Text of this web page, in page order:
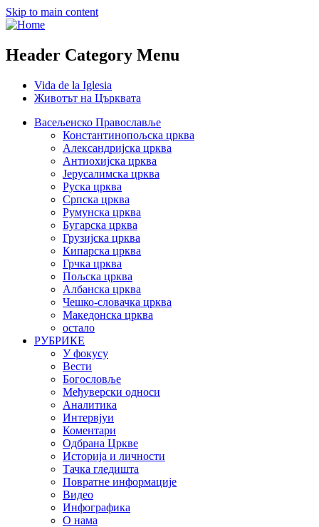
Skip to main content
Header Category Menu
Vida de la Iglesia
Животът на Църквата
Васељенско Православље
Константинопољска црква
Александријска црква
Антиохијска црква
Јерусалимска црква
Руска црква
Српска црква
Румунска црква
Бугарска црква
Грузијска црква
Кипарска црква
Грчка црква
Пољска црква
Албанска црква
Чешко-словачка црква
Македонска црква
остало
РУБРИКЕ
У фокусу
Вести
Богословље
Међуверски односи
Аналитика
Интервјуи
Коментари
Одбрана Цркве
Историја и личности
Тачка гледишта
Повратне информације
Видео
Инфографика
О нама